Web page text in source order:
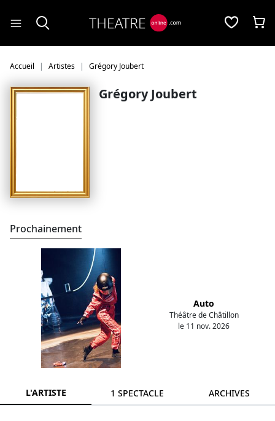
Accueil Artistes Grégory Joubert
Grégory Joubert
Prochainement
Auto
Théâtre de Châtillon
le 11 nov. 2026
L'ARTISTE 1 SPECTACLE ARCHIVES